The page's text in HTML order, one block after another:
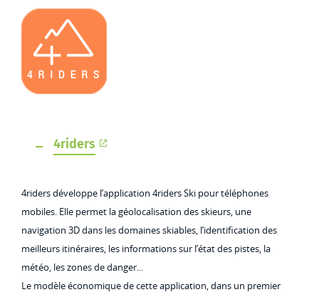
4riders
4riders développe l’application 4riders Ski pour téléphones
mobiles. Elle permet la géolocalisation des skieurs, une
navigation 3D dans les domaines skiables, l’identification des
meilleurs itinéraires, les informations sur l’état des pistes, la
météo, les zones de danger...
Le modèle économique de cette application, dans un premier